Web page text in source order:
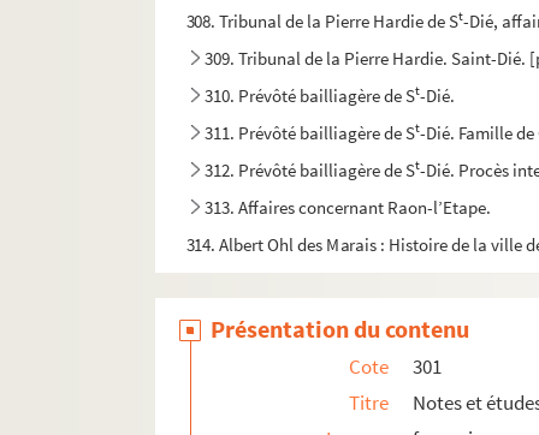
308. Tribunal de la Pierre Hardie de St-Dié,
309. Tribunal de la Pierre Hardie. Saint-
310. Prévôté bailliagère de St-Dié.
311. Prévôté bailliagère de St-Dié. Famille
312. Prévôté bailliagère de St-Dié. Procès
313. Affaires concernant Raon-l’Etape.
314. Albert Ohl des Marais : Histoire de la ville
316. Albert Ohl des Marais : Mathias
317. Albert Ohl des Marais : Les Premiers
318. Albert Ohl des Marais : Essai de
Présentation du contenu
Cote
301
Titre
Notes et